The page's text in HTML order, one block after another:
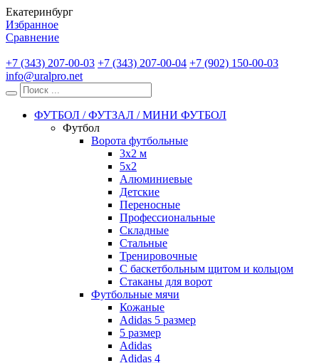
Екатеринбург
Избранное
Сравнение
+7 (343) 207-00-03 +7 (343) 207-00-04 +7 (902) 150-00-03
info@uralpro.net
ФУТБОЛ / ФУТЗАЛ / МИНИ ФУТБОЛ
Футбол
Ворота футбольные
3х2 м
5х2
Алюминиевые
Детские
Переносные
Профессиональные
Складные
Стальные
Тренировочные
С баскетбольным щитом и кольцом
Стаканы для ворот
Футбольные мячи
Кожаные
Adidas 5 размер
5 размер
Adidas
Adidas 4